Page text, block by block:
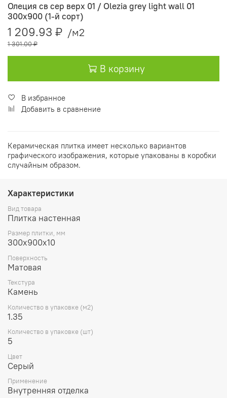
Олеция св сер верх 01 / Olezia grey light wall 01
300х900 (1-й сорт)
1 209.93 ₽ /м2
1 301.00 ₽
В корзину
В избранное
Добавить в сравнение
Керамическая плитка имеет несколько вариантов
графического изображения, которые упакованы в коробки
случайным образом.
Характеристики
Вид товара
Плитка настенная
Размер плитки, мм
300х900х10
Поверхность
Матовая
Текстура
Камень
Количество в упаковке (м2)
1.35
Количество в упаковке (шт)
5
Цвет
Серый
Применение
Внутренняя отделка